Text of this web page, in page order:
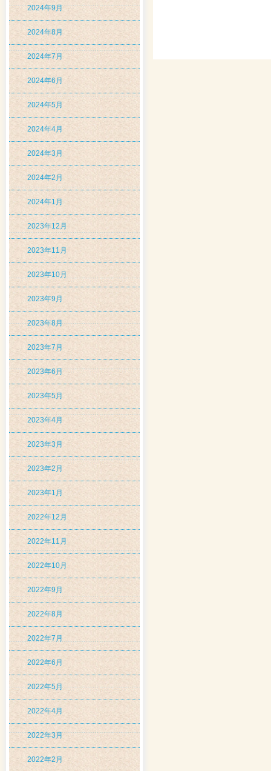
2024年9月
2024年8月
2024年7月
2024年6月
2024年5月
2024年4月
2024年3月
2024年2月
2024年1月
2023年12月
2023年11月
2023年10月
2023年9月
2023年8月
2023年7月
2023年6月
2023年5月
2023年4月
2023年3月
2023年2月
2023年1月
2022年12月
2022年11月
2022年10月
2022年9月
2022年8月
2022年7月
2022年6月
2022年5月
2022年4月
2022年3月
2022年2月